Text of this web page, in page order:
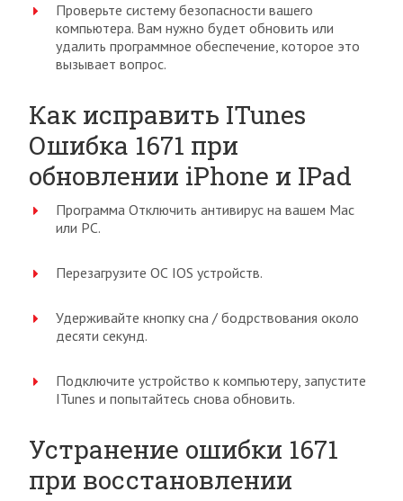
Проверьте систему безопасности вашего
компьютера. Вам нужно будет обновить или
удалить программное обеспечение, которое это
вызывает вопрос.
Как исправить ITunes
Ошибка 1671 при
обновлении iPhone и IPad
Программа Отключить антивирус на вашем Mac
или PC.
Перезагрузите ОС IOS устройств.
Удерживайте кнопку сна / бодрствования около
десяти секунд.
Подключите устройство к компьютеру, запустите
ITunes и попытайтесь снова обновить.
Устранение ошибки 1671
при восстановлении